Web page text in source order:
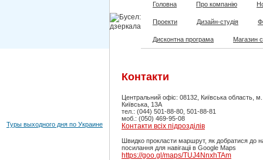
Головна Про компанію
Проекти Дизайн-студія
Дисконтна програма Магазин
Туры выходного дня по Украине
Контакти
Центральний офіс: 08132, Київська область,
Київська, 13А
тел.: (044) 501-88-80, 501-88-81
моб.: (050) 469-95-08
Контакти всіх підрозділів
Швидко прокласти маршрут, як добратися до
посилання для навігаціі в Google Maps
https://goo.gl/maps/TUJ4NnxhTAm